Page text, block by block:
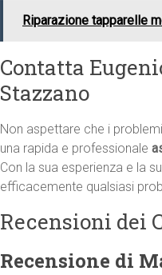
Riparazione tapparelle
Contatta
Stazzano
Non aspettare che i
una rapida e professionale
Con la sua esperienza e la
efficacemente qualsiasi
Recensioni dei
Recensione di